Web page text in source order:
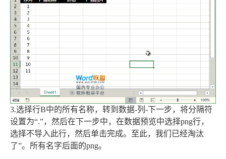
3.选择行B中的所有名称，转到数据-列-下一步，将分隔符
设置为“.”，然后在下一步中，在数据预览中选择png行，
选择不导入此行，然后单击完成。至此，我们已经淘汰
了”。所有名字后面的png。